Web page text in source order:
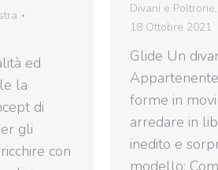
ed
la
di
gli
con
Divani e Poltrone,
18 Ottobre 2021
Glide Un
forme in
arredare in
inedito e
modello: